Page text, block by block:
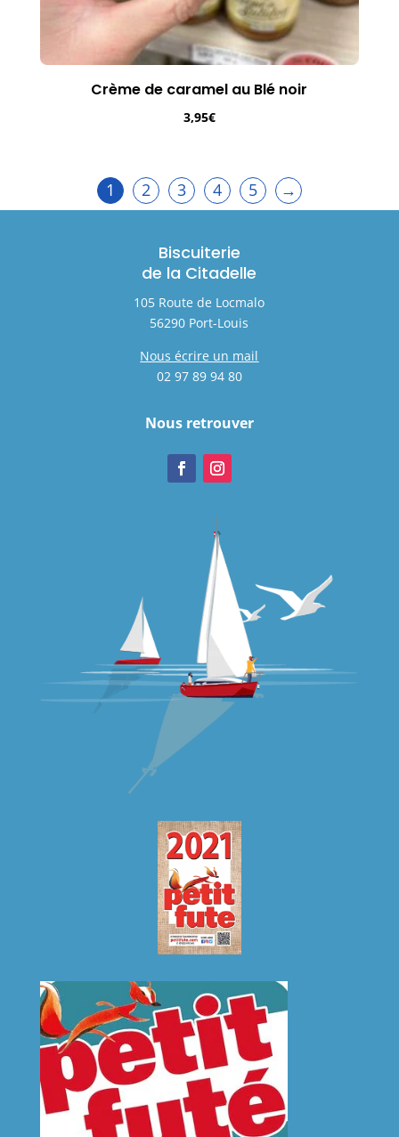
Crème de caramel au Blé noir
3,95€
1 2 3 4 5 →
Biscuiterie
de la Citadelle
105 Route de Locmalo
56290 Port-Louis
Nous écrire un mail
02 97 89 94 80
Nous retrouver